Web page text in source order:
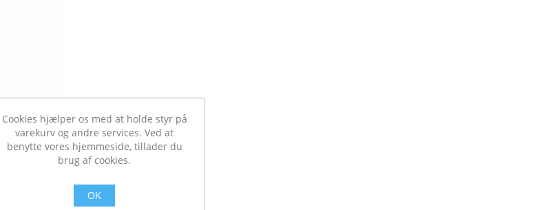
Cookies hjælper os med at holde styr på
varekurv og andre services. Ved at
benytte vores hjemmeside, tillader du
brug af cookies.
OK